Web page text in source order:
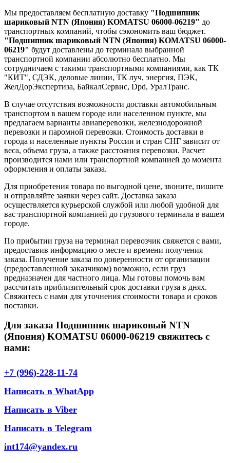
Мы предоставляем бесплатную доставку "Подшипник
шариковый NTN (Япония) KOMATSU 06000-06219" до
транспортных компаний, чтобы сэкономить ваш бюджет.
"Подшипник шариковый NTN (Япония) KOMATSU 06000-
06219" будут доставлены до терминала выбранной
транспортной компании абсолютно бесплатно. Мы
сотрудничаем с такими транспортными компаниями, как ТК
"КИТ", СДЭК, деловые линии, ТК луч, энергия, ПЭК,
ЖелДорЭкспертиза, БайкалСервис, Dpd, УралТранс.
В случае отсутствия возможности доставки автомобильным
транспортом в вашем городе или населенном пункте, мы
предлагаем варианты авиаперевозки, железнодорожной
перевозки и паромной перевозки. Стоимость доставки в
города и населенные пункты России и стран СНГ зависит от
веса, объема груза, а также расстояния перевозки. Расчет
производится нами или транспортной компанией до момента
оформления и оплаты заказа.
Для приобретения товара по выгодной цене, звоните, пишите
и отправляйте заявки через сайт. Доставка заказа
осуществляется курьерской службой или любой удобной для
вас транспортной компанией до грузового терминала в вашем
городе.
По прибытии груза на терминал перевозчик свяжется с вами,
предоставив информацию о месте и времени получения
заказа. Получение заказа по доверенности от организации
(предоставленной заказчиком) возможно, если груз
предназначен для частного лица. Мы готовы помочь вам
рассчитать приблизительный срок доставки груза в днях.
Свяжитесь с нами для уточнения стоимости товара и сроков
поставки.
Для заказа Подшипник шариковый NTN
(Япония) KOMATSU 06000-06219 свяжитесь с
нами:
+7 (996)-228-11-74
Написать в WhatApp
Написать в Viber
Написать в Telegram
int174@yandex.ru